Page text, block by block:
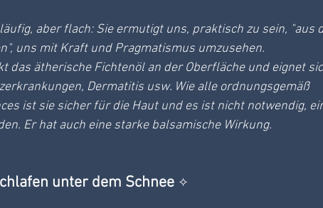
aber flach: Sie ermutigt uns, praktisch zu sein, "aus
uns mit Kraft und Pragmatismus umzusehen.
das ätherische Fichtenöl an der Oberfläche und eignet
Dermatitis usw. Wie alle ordnungsgemäß
ist sie sicher für die Haut und es ist nicht notwendig,
Er hat auch eine starke balsamische Wirkung.
unter dem Schnee ✧